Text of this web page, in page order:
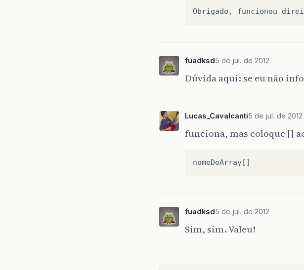
fuadksd5 de jul. de 2012
Dúvida aqui: se eu não
Lucas_Cavalcanti5 de jul. de 2012
funciona, mas coloque []
fuadksd5 de jul. de 2012
Sim, sim. Valeu!